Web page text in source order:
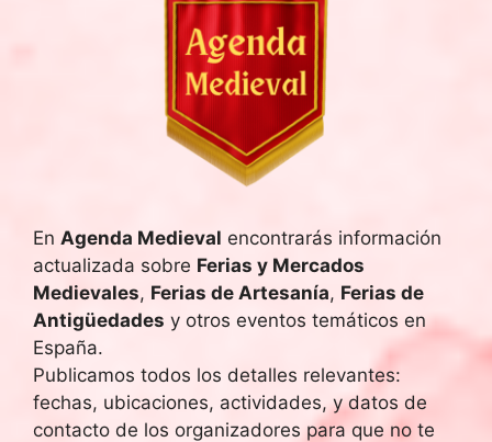
En Agenda Medieval encontrarás información
actualizada sobre Ferias y Mercados
Medievales, Ferias de Artesanía, Ferias de
Antigüedades y otros eventos temáticos en
España.
Publicamos todos los detalles relevantes:
fechas, ubicaciones, actividades, y datos de
contacto de los organizadores para que no te